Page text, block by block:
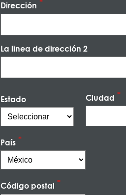
Dirección
La linea de dirección 2
Estado Ciudad
País
Código postal